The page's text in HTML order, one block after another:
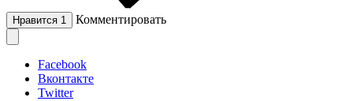
Нравится 1 Комментировать
Facebook
Вконтакте
Twitter